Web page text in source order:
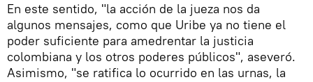
En este sentido, "la acción de la jueza nos da
algunos mensajes, como que Uribe ya no tiene el
poder suficiente para amedrentar la justicia
colombiana y los otros poderes públicos", aseveró.
Asimismo, "se ratifica lo ocurrido en las urnas, la